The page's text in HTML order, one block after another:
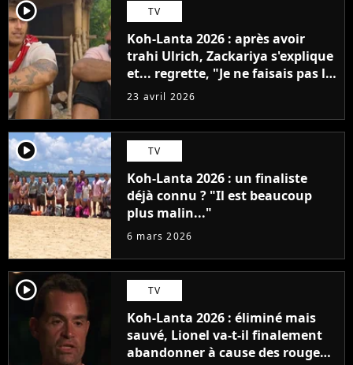
player2 TV
Koh-Lanta 2026 : après avoir
trahi Ulrich, Zackariya s'explique
et... regrette, "Je ne faisais pas le
malin"
23 avril 2026
player2 TV
Koh-Lanta 2026 : un finaliste
déjà connu ? "Il est beaucoup
plus malin..."
6 mars 2026
player2 TV
Koh-Lanta 2026 : éliminé mais
sauvé, Lionel va-t-il finalement
abandonner à cause des rouges ?